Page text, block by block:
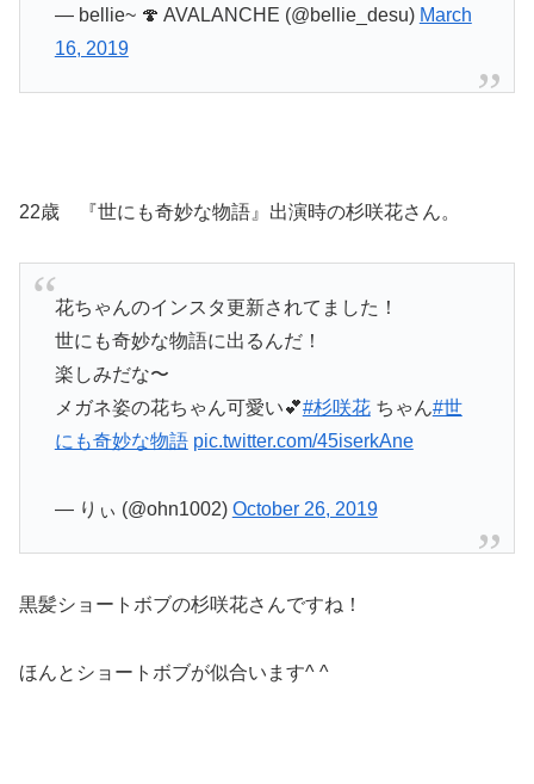
— bellie~ 🍄 AVALANCHE (@bellie_desu) March
16, 2019
22歳 『世にも奇妙な物語』出演時の杉咲花さん。
花ちゃんのインスタ更新されてました！
世にも奇妙な物語に出るんだ！
楽しみだな〜
メガネ姿の花ちゃん可愛い💕#杉咲花ちゃん#世
にも奇妙な物語 pic.twitter.com/45iserkAne
— りぃ (@ohn1002) October 26, 2019
黒髪ショートボブの杉咲花さんですね！
ほんとショートボブが似合います^ ^